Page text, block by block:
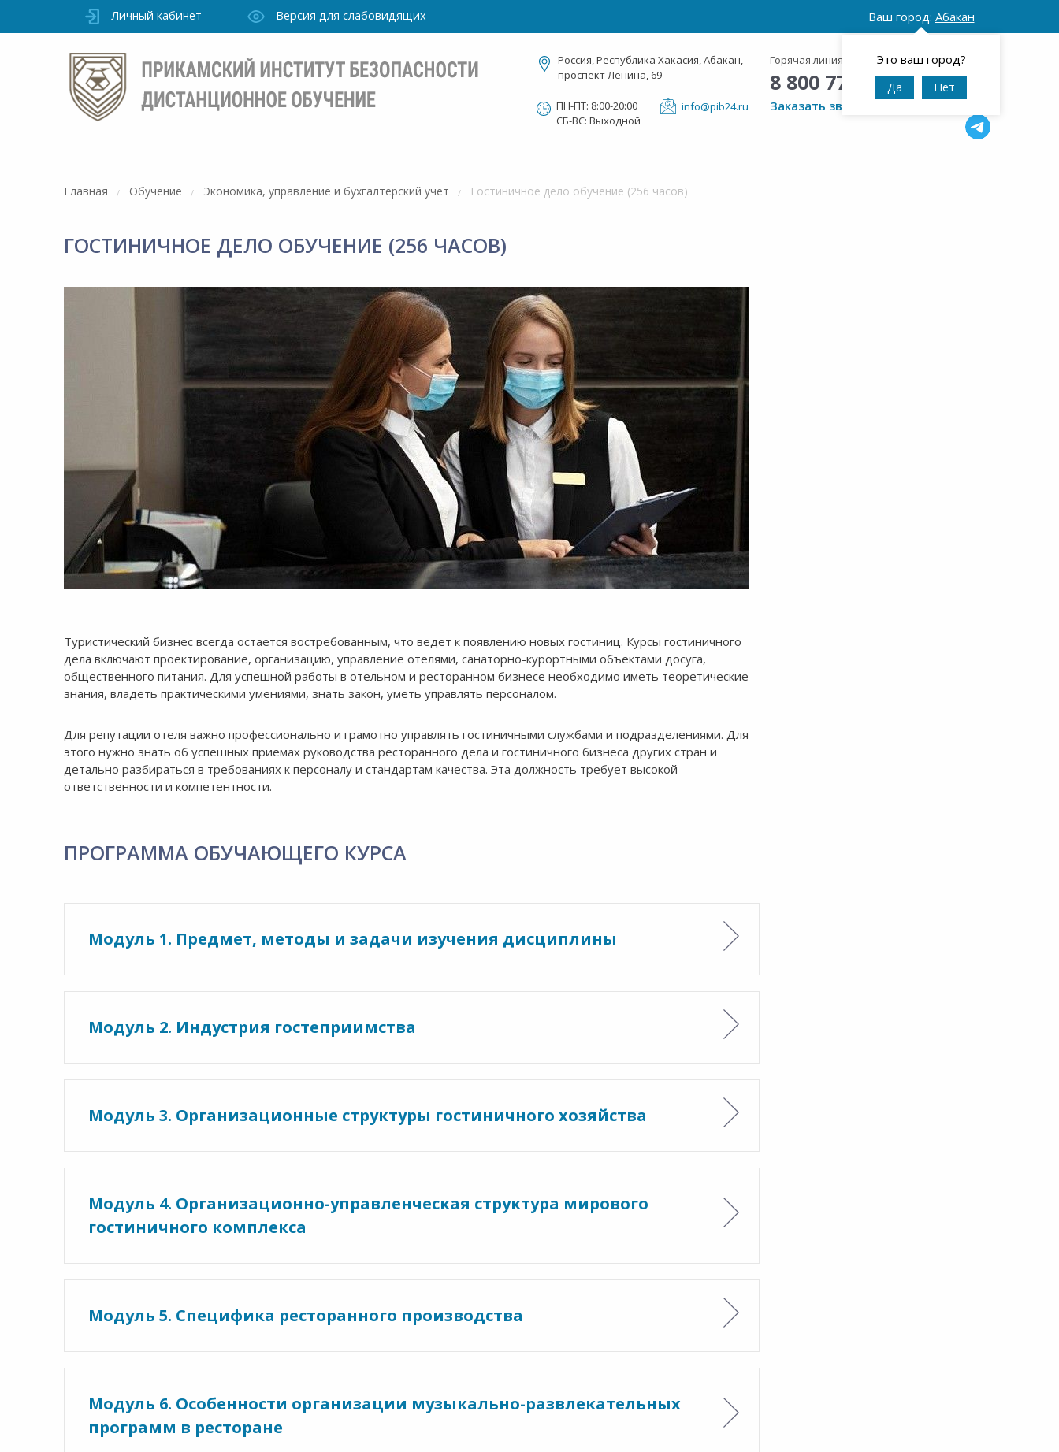
Личный кабинет Версия для слабовидящих Ваш город: Абакан
Это ваш город?
Да Нет
Россия, Республика Хакасия, Абакан,
проспект Ленина, 69
ПН-ПТ: 8:00-20:00
СБ-ВС: Выходной
info@pib24.ru
Горячая линия: Круглосуточно
8 800 777 42 95
Заказать звонок
Главная Обучение Экономика, управление и бухгалтерский учет Гостиничное дело обучение (256 часов)
ГОСТИНИЧНОЕ ДЕЛО ОБУЧЕНИЕ (256 ЧАСОВ)
Туристический бизнес всегда остается востребованным, что ведет к появлению новых гостиниц. Курсы гостиничного
дела включают проектирование, организацию, управление отелями, санаторно-курортными объектами досуга,
общественного питания. Для успешной работы в отельном и ресторанном бизнесе необходимо иметь теоретические
знания, владеть практическими умениями, знать закон, уметь управлять персоналом.
Для репутации отеля важно профессионально и грамотно управлять гостиничными службами и подразделениями. Для
этого нужно знать об успешных приемах руководства ресторанного дела и гостиничного бизнеса других стран и
детально разбираться в требованиях к персоналу и стандартам качества. Эта должность требует высокой
ответственности и компетентности.
ПРОГРАММА ОБУЧАЮЩЕГО КУРСА
Модуль 1. Предмет, методы и задачи изучения дисциплины
Модуль 2. Индустрия гостеприимства
Модуль 3. Организационные структуры гостиничного хозяйства
Модуль 4. Организационно-управленческая структура мирового
гостиничного комплекса
Модуль 5. Специфика ресторанного производства
Модуль 6. Особенности организации музыкально-развлекательных
программ в ресторане